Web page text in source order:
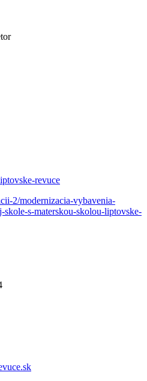
revuce
2/modernizacia-vybavenia-
s-materskou-skolou-liptovske-